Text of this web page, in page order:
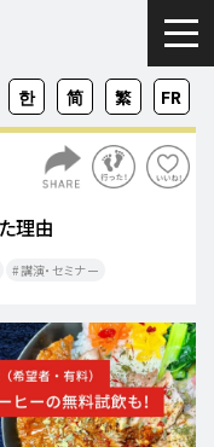
ZH-
CN
ZH-
TW
FR
KO
理由
講演・セミナー